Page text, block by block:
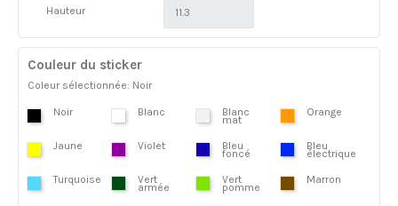
Hauteur
Couleur du sticker
Coleur sélectionnée: Noir
Noir Blanc Blanc
mat
Orange
Jaune Violet Bleu
foncé
Bleu
électrique
Turquoise Vert
armée
Vert
pomme
Marron